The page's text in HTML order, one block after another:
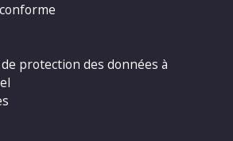
protection des données à